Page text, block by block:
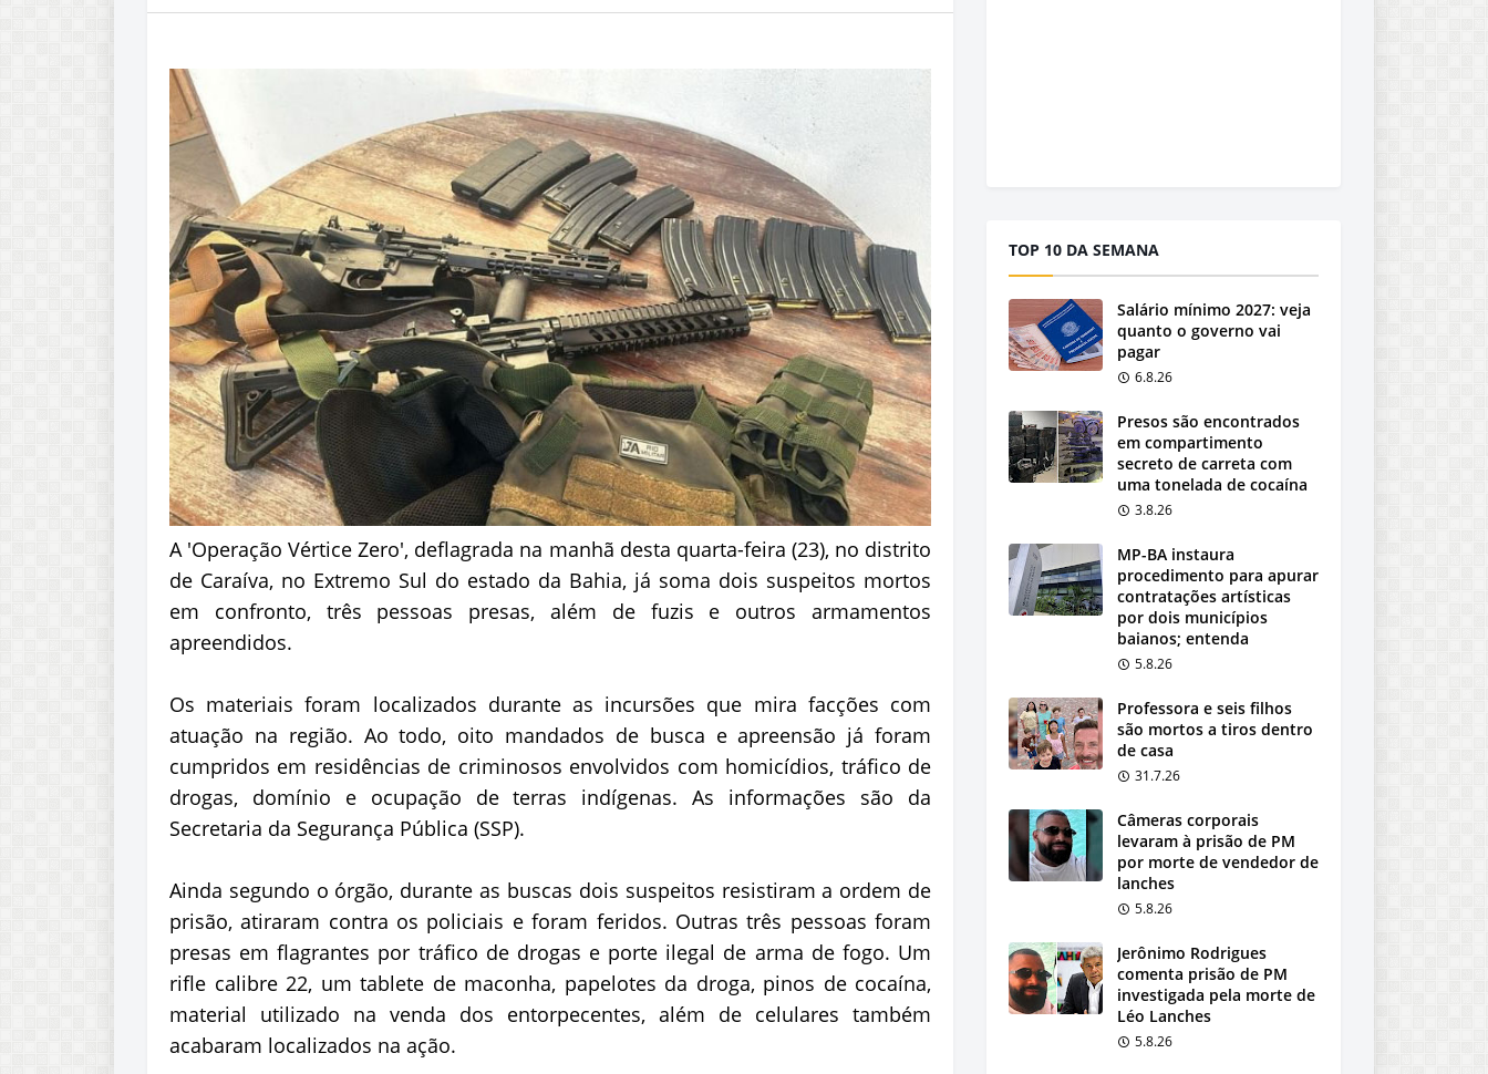
A 'Operação Vértice Zero', deflagrada na manhã desta quarta-feira (23), no distrito
de Caraíva, no Extremo Sul do estado da Bahia, já soma dois suspeitos mortos
em confronto, três pessoas presas, além de fuzis e outros armamentos
apreendidos.
Os materiais foram localizados durante as incursões que mira facções com
atuação na região. Ao todo, oito mandados de busca e apreensão já foram
cumpridos em residências de criminosos envolvidos com homicídios, tráfico de
drogas, domínio e ocupação de terras indígenas. As informações são da
Secretaria da Segurança Pública (SSP).
Ainda segundo o órgão, durante as buscas dois suspeitos resistiram a ordem de
prisão, atiraram contra os policiais e foram feridos. Outras três pessoas foram
presas em flagrantes por tráfico de drogas e porte ilegal de arma de fogo. Um
rifle calibre 22, um tablete de maconha, papelotes da droga, pinos de cocaína,
material utilizado na venda dos entorpecentes, além de celulares também
acabaram localizados na ação.
TOP 10 DA SEMANA
Salário mínimo 2027: veja
quanto o governo vai
pagar
6.8.26
Presos são encontrados
em compartimento
secreto de carreta com
uma tonelada de cocaína
3.8.26
MP-BA instaura
procedimento para apurar
contratações artísticas
por dois municípios
baianos; entenda
5.8.26
Professora e seis filhos
são mortos a tiros dentro
de casa
31.7.26
Câmeras corporais
levaram à prisão de PM
por morte de vendedor de
lanches
5.8.26
Jerônimo Rodrigues
comenta prisão de PM
investigada pela morte de
Léo Lanches
5.8.26